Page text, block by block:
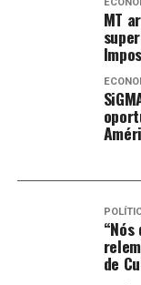
hoje
Vale destacar
do evento. O
oficinas e
MT
de